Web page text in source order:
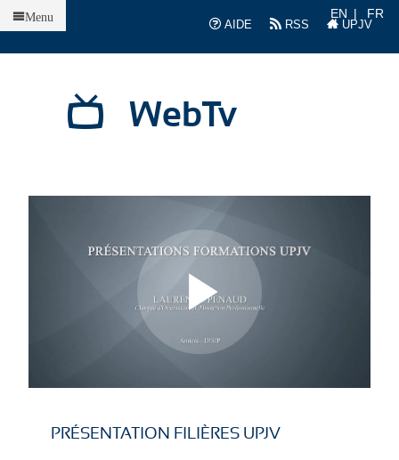
AIDE
RSS UPJV
EN FR
WebTv
Menu
L
i
L
i
PRÉSENTATION FILIÈRES UPJV